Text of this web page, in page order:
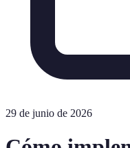
29 de junio de 2026